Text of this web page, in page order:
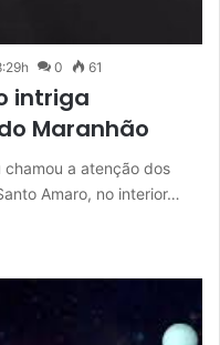
0 61
intriga
Maranhão
a atenção dos
Amaro, no interior…